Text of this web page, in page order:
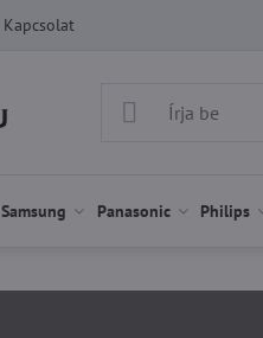
Kapcsolat
Samsung Panasonic Philips